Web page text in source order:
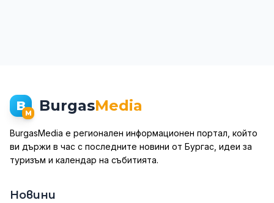
BM BurgasMedia
BurgasMedia е регионален информационен портал, който
ви държи в час с последните новини от Бургас, идеи за
туризъм и календар на събитията.
Новини